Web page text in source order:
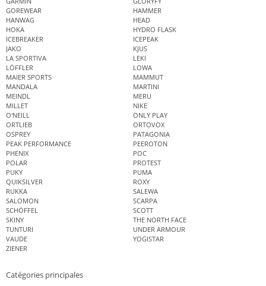
GOREWEAR
HAMMER
HANWAG
HEAD
HOKA
HYDRO FLASK
ICEBREAKER
ICEPEAK
JAKO
KJUS
LA SPORTIVA
LEKI
LÖFFLER
LOWA
MAIER SPORTS
MAMMUT
MANDALA
MARTINI
MEINDL
MERU
MILLET
NIKE
O'NEILL
ONLY PLAY
ORTLIEB
ORTOVOX
OSPREY
PATAGONIA
PEAK PERFORMANCE
PEEROTON
PHENIX
POC
POLAR
PROTEST
PUKY
PUMA
QUIKSILVER
ROXY
RUKKA
SALEWA
SALOMON
SCARPA
SCHÖFFEL
SCOTT
SKINY
THE NORTH FACE
TUNTURI
UNDER ARMOUR
VAUDE
YOGISTAR
ZIENER
Catégories principales